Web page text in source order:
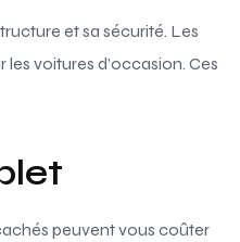
et sa sécurité. Les
voitures d’occasion. Ces
peuvent vous coûter